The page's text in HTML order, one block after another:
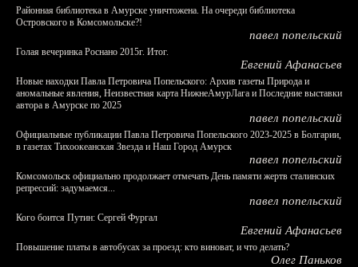
Районная библиотека в Амурске уничтожена. На очереди библиотека
Островского в Комсомольске?!
павел попельский
Голая вечеринка Роснано 2015г. Итог.
Евгений Афанасьев
Новые находки Павла Петровича Попельского: Архив газеты Природа и
аномальные явления, Неизвестная карта НижнеАмурЛага и Последние выставки
автора в Амурске по 2025
павел попельский
Официальные публикации Павла Петровича Попельского 2023-2025 в Болгарии,
в газетах Тихоокеанская Звезда и Наш Город Амурск
павел попельский
Комсомольск официально продолжает отмечать День памяти жертв сталинских
репрессий: задумаемся...
павел попельский
Кого боится Путин: Сергей Фургал
Евгений Афанасьев
Повышение платы в автобусах за проезд: кто виноват, и что делать?
Олег Паньков